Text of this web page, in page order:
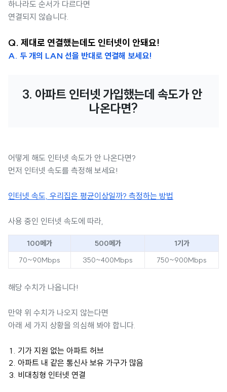
하나라도 순서가 다르다면
연결되지 않습니다.
Q. 제대로 연결했는데도 인터넷이 안돼요!
A. 두 개의 LAN 선을 반대로 연결해 보세요!
3. 아파트 인터넷 가입했는데 속도가 안
나온다면?
어떻게 해도 인터넷 속도가 안 나온다면?
먼저 인터넷 속도를 측정해 보세요!
인터넷 속도, 우리집은 평균이상일까? 측정하는 방법
사용 중인 인터넷 속도에 따라,
100메가 500메가
1기가
70~90Mbps
350~400Mbps 750~900Mbps
해당 수치가 나옵니다!
만약 위 수치가 나오지 않는다면
아래 세 가지 상황을 의심해 봐야 합니다.
기가 지원 없는 아파트 허브
아파트 내 같은 통신사 보유 가구가 많음
비대칭형 인터넷 연결